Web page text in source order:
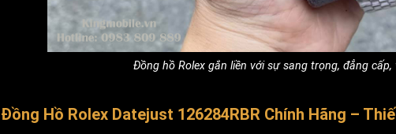
Đồng hồ Rolex gắn liền với sự sang trọng, đẳng
Đồng Hồ Rolex Datejust 126284RBR Chính Hãng –